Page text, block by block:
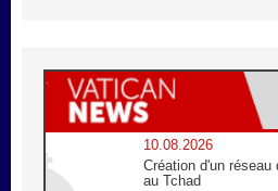
10.08.2026
Création d'un
au Tchad